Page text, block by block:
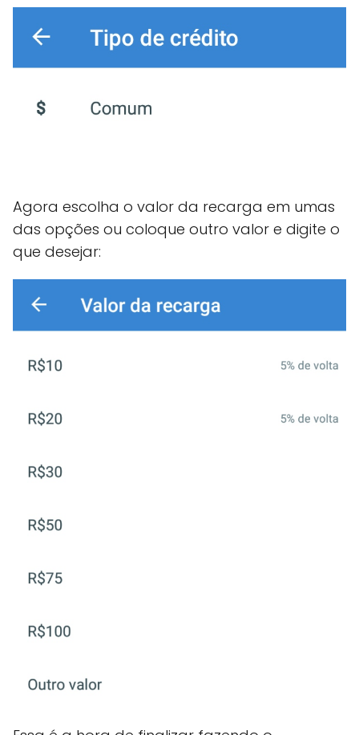
Agora escolha o valor da recarga em umas
das opções ou coloque outro valor e digite o
que desejar: